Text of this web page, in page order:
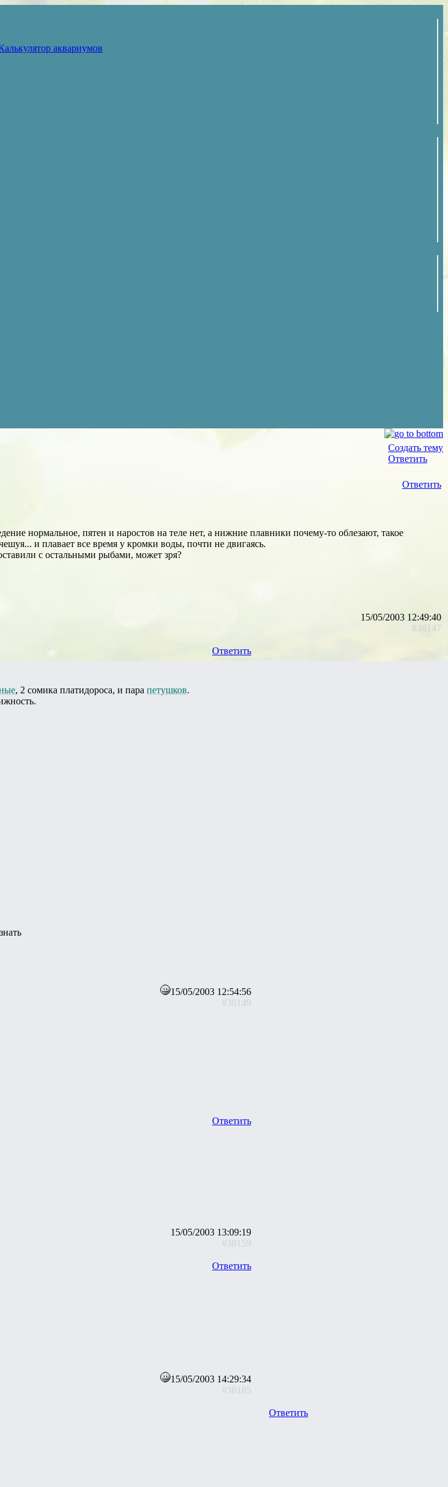
аквариумов
Создать тему
Ответить
Ответить
нормальное, пятен и наростов на теле нет, а нижние плавники почему-то облезают, такое
и плавает все время у кромки воды, почти не двигаясь.
с остальными рыбами, может зря?
15/05/2003 12:49:40
#38147
Ответить
, 2 сомика платидороса, и пара петушков.
15/05/2003 12:54:56
#38149
Ответить
15/05/2003 13:09:19
#38159
Ответить
15/05/2003 14:29:34
#38185
Ответить